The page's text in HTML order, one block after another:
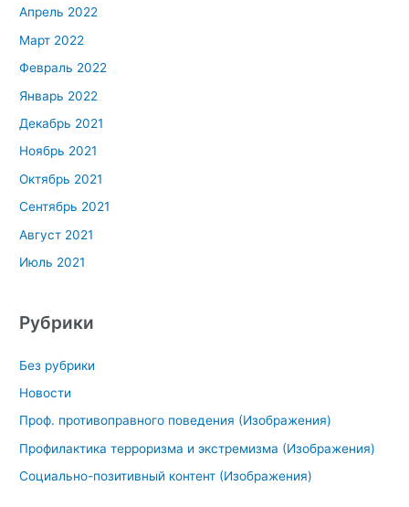
Апрель 2022
Март 2022
Февраль 2022
Январь 2022
Декабрь 2021
Ноябрь 2021
Октябрь 2021
Сентябрь 2021
Август 2021
Июль 2021
Рубрики
Без рубрики
Новости
Проф. противоправного поведения (Изображения)
Профилактика терроризма и экстремизма (Изображения)
Социально-позитивный контент (Изображения)